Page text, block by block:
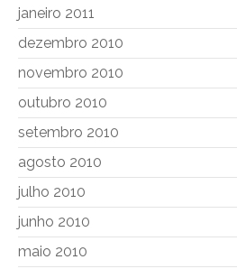
janeiro 2011
dezembro 2010
novembro 2010
outubro 2010
setembro 2010
agosto 2010
julho 2010
junho 2010
maio 2010